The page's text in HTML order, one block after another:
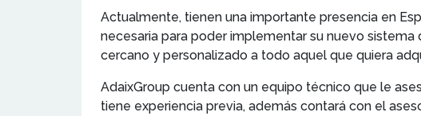
Actualmente, tienen una importante presencia en
necesaria para poder implementar su nuevo
cercano y personalizado a todo aquel que quiera
AdaixGroup cuenta con un equipo técnico que le
tiene experiencia previa, además contará con el